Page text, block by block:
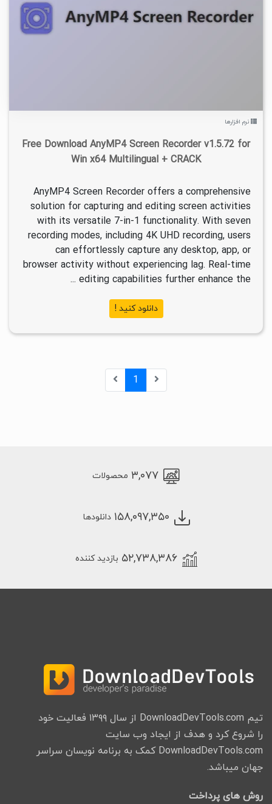
نرم افزارها
Free Download AnyMP4 Screen Recorder v1.5.72 for
Win x64 Multilingual + CRACK
AnyMP4 Screen Recorder offers a comprehensive
solution for capturing and editing screen activities
with its versatile 7-in-1 functionality. With seven
recording modes, including 4K UHD recording, users
can effortlessly capture any desktop, app, or
browser activity without experiencing lag. Real-time
editing capabilities further enhance the ...
دانلود کنید !
1
۳,۰۷۷ محصولات
۱۵۸,۰۹۷,۳۵۰ دانلودها
۵۲,۷۳۸,۳۸۶ بازدید کننده
تیم DownloadDevTools.com از سال ۱۳۹۹ فعالیت خود
را شروع کرد و هدف از ایجاد وب سایت
DownloadDevTools.com کمک به برنامه نویسان سراسر
جهان میباشد.
روش های پرداخت